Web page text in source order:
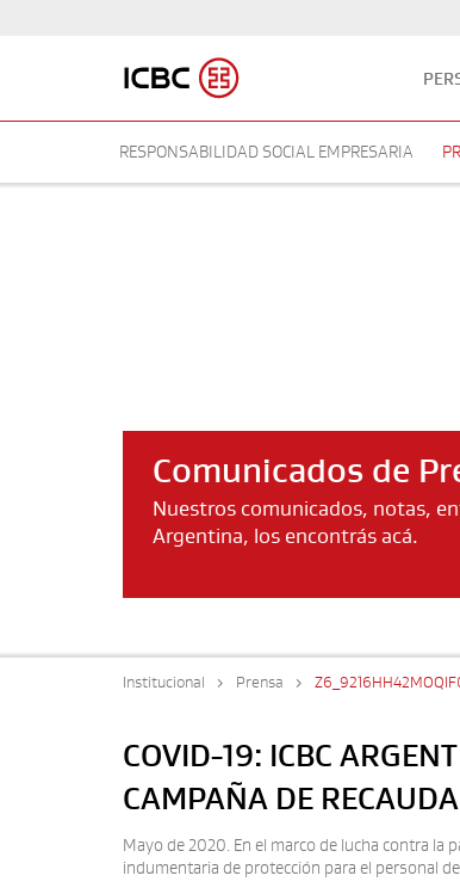
RESPONSABILIDAD SOCIAL EMPRESARIA
Comunicados de
Nuestros comunicados, notas,
Argentina, los encontrás acá.
Institucional Prensa
COVID-19: ICBC
CAMPAÑA DE
Mayo de 2020. En el marco de lucha contra la
indumentaria de protección para el personal